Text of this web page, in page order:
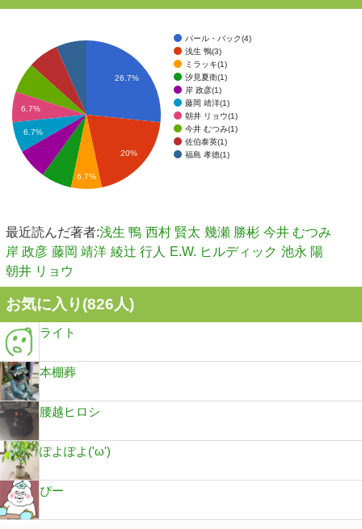
パール・バック(4)
浅生 鴨(3)
ミラッキ(1)
汐見夏衛(1)
岸 政彦(1)
藤岡 靖洋(1)
朝井 リョウ(1)
今井 むつみ(1)
佐伯泰英(1)
福島 孝徳(1)
26.7%
20%
6.7%
6.7%
6.7%
最近読んだ著者:浅生 鴨 西村 賢太 幾瀬 勝彬 今井 むつみ
岸 政彦 藤岡 靖洋 綾辻 行人 E.W. ヒルディック 池永 陽
朝井 リョウ
お気に入り(826人)
ライト
本棚葬
腰越ヒロシ
ぽよぽよ('ω')
ぴー